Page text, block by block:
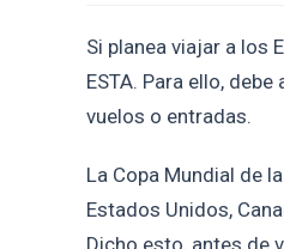
Si planea viajar a los
ESTA. Para ello,
vuelos o entradas.
La Copa Mundial de
Estados Unidos,